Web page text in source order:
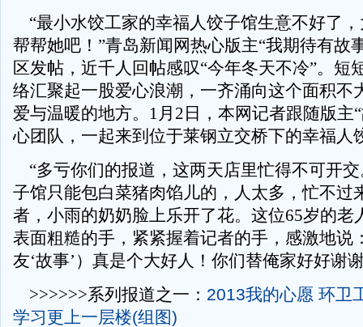
“最小水饺工家的幸福人饺子馆生意不好了
帮帮她吧！”青岛新闻网热心版主“我期待有故
区发帖，近千人回帖感叹“今年冬天不冷”。短
络汇聚起一股爱心浪潮，一齐涌向这个面积不
爱与温暖的地方。1月2日，本网记者跟随版主
心团队，一起来到位于莱钢立交桥下的幸福人
“多亏你们的报道，这两天店里忙得不可开
子馆只能包白菜猪肉馅儿的，人太多，忙不过
者，小雨的奶奶脸上乐开了花。这位65岁的老
表面粗糙的手，紧紧握着记者的手，感激地说
友‘故事’）真是个大好人！你们替俺家好好谢
>>>>>>系列报道之一： 2013我的心愿 环卫
学习更上一层楼(组图)